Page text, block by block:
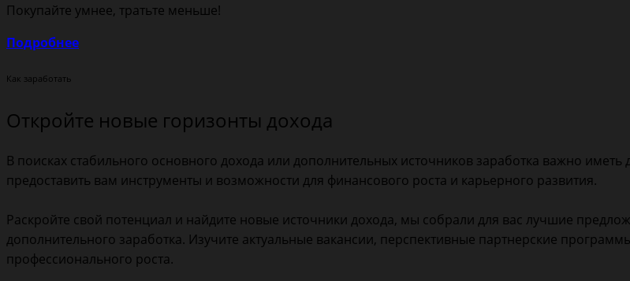
Покупайте умнее, тратьте меньше!
Подробнее
Как заработать
Откройте новые горизонты дохода
В поисках стабильного основного дохода или дополнительных источников заработка важно
предоставить вам инструменты и возможности для финансового роста и карьерного развития.
Раскройте свой потенциал и найдите новые источники дохода, мы собрали для вас лучшие
дополнительного заработка. Изучите актуальные вакансии, перспективные партнерские
профессионального роста.